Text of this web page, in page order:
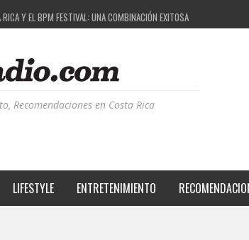
RICA Y EL BPM FESTIVAL: UNA COMBINACIÓN EXITOSA
EL PROYECTO QUE ESTÁ TRANSFORMANDO LA
LA EXPERIENCIA BPM: UN REVIEW DE LA PRIMERA EDICIÓN QUE
Recomendaciones en Costa Rica
LIFESTYLE ENTRETENIMIENTO